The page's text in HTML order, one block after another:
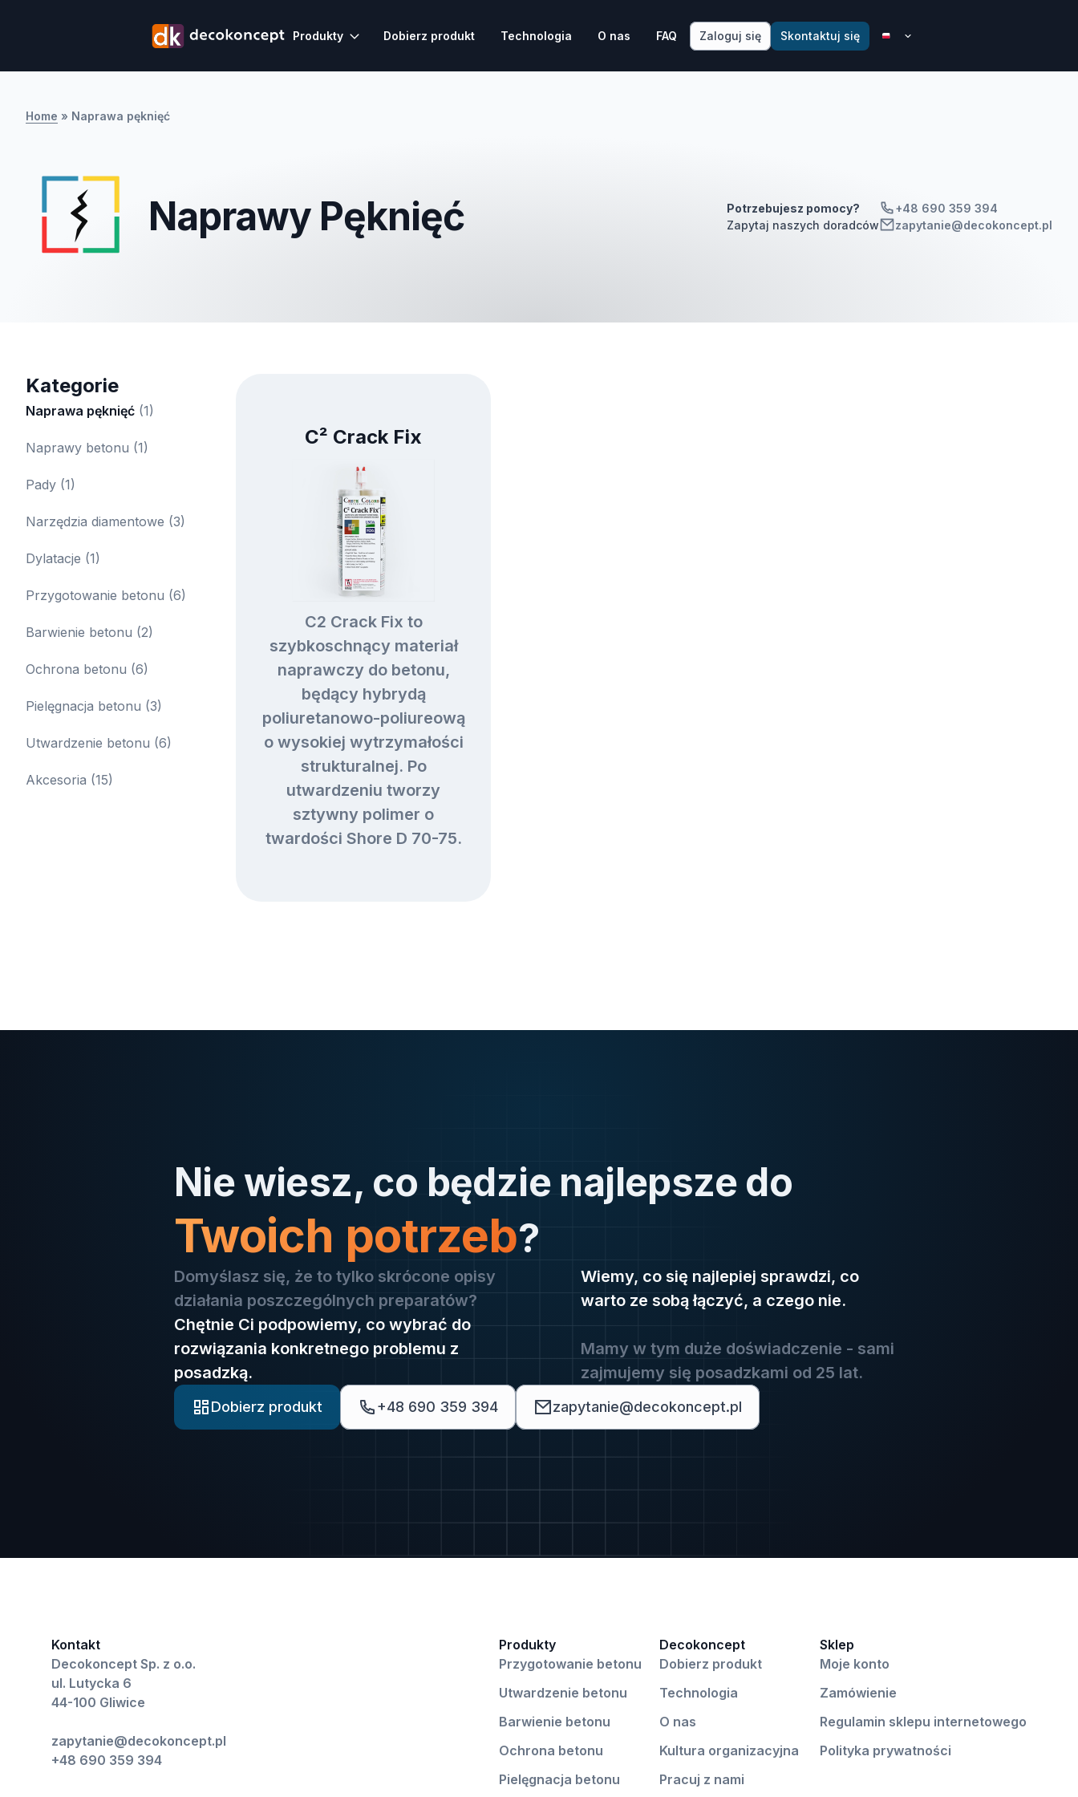
Produkty Dobierz produkt Technologia O nas FAQ Zaloguj się Skontaktuj się
Home » Naprawa pęknięć
Naprawy Pęknięć
Potrzebujesz pomocy?
Zapytaj naszych doradców
+48 690 359 394
zapytanie@decokoncept.pl
Kategorie
Naprawa pęknięć (1)
Naprawy betonu (1)
Pady (1)
Narzędzia diamentowe (3)
Dylatacje (1)
Przygotowanie betonu (6)
Barwienie betonu (2)
Ochrona betonu (6)
Pielęgnacja betonu (3)
Utwardzenie betonu (6)
Akcesoria (15)
C² Crack Fix
C2 Crack Fix to
szybkoschnący materiał
naprawczy do betonu,
będący hybrydą
poliuretanowo-poliureową
o wysokiej wytrzymałości
strukturalnej. Po
utwardzeniu tworzy
sztywny polimer o
twardości Shore D 70-75.
Nie wiesz, co będzie najlepsze do
Twoich potrzeb?
Domyślasz się, że to tylko skrócone opisy
działania poszczególnych preparatów?
Chętnie Ci podpowiemy, co wybrać do
rozwiązania konkretnego problemu z
posadzką.
Wiemy, co się najlepiej sprawdzi, co
warto ze sobą łączyć, a czego nie.
Mamy w tym duże doświadczenie - sami
zajmujemy się posadzkami od 25 lat.
Dobierz produkt +48 690 359 394 zapytanie@decokoncept.pl
Kontakt
Decokoncept Sp. z o.o.
ul. Lutycka 6
44-100 Gliwice
zapytanie@decokoncept.pl
+48 690 359 394
Produkty
Przygotowanie betonu
Utwardzenie betonu
Barwienie betonu
Ochrona betonu
Pielęgnacja betonu
Decokoncept
Dobierz produkt
Technologia
O nas
Kultura organizacyjna
Pracuj z nami
Sklep
Moje konto
Zamówienie
Regulamin sklepu internetowego
Polityka prywatności